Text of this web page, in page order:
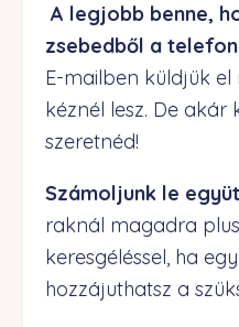
A legjobb benne,
zsebedből a
E-mailben küldjük el
kéznél lesz. De akár
szeretnéd!
Számoljunk le
raknál magadra
keresgéléssel, ha
hozzájuthatsz a